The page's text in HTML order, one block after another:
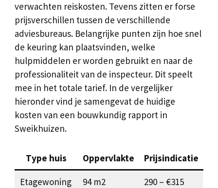
verwachten reiskosten. Tevens zitten er forse
prijsverschillen tussen de verschillende
adviesbureaus. Belangrijke punten zijn hoe snel
de keuring kan plaatsvinden, welke
hulpmiddelen er worden gebruikt en naar de
professionaliteit van de inspecteur. Dit speelt
mee in het totale tarief. In de vergelijker
hieronder vind je samengevat de huidige
kosten van een bouwkundig rapport in
Sweikhuizen.
Type huis Oppervlakte Prijsindicatie
Etagewoning 94 m2
290 – €315